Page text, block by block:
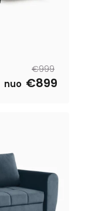
Tavahind
€999
Müügihind
nuo €899